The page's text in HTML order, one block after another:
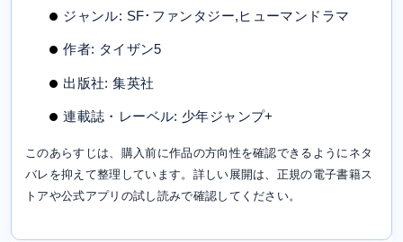
ジャンル: SF･ファンタジー,ヒューマンドラマ
作者: タイザン5
出版社: 集英社
連載誌・レーベル: 少年ジャンプ+
このあらすじは、購入前に作品の方向性を確認できるようにネタ
バレを抑えて整理しています。詳しい展開は、正規の電子書籍ス
トアや公式アプリの試し読みで確認してください。